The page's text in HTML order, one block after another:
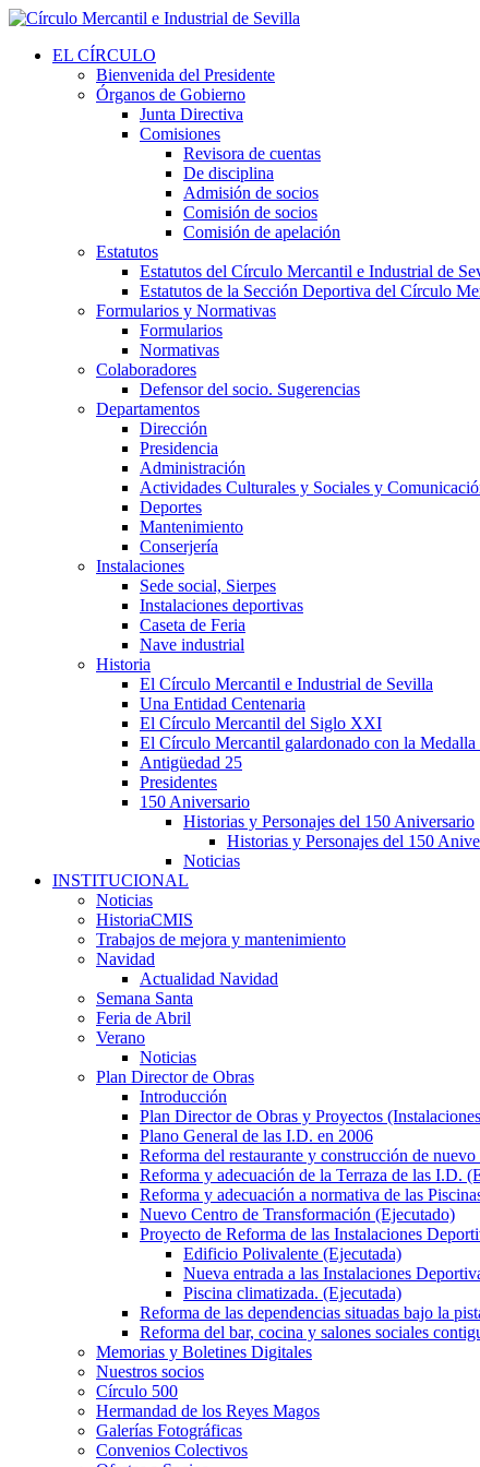
EL CÍRCULO
Bienvenida del Presidente
Órganos de Gobierno
Junta Directiva
Comisiones
Revisora de cuentas
De disciplina
Admisión de socios
Comisión de socios
Comisión de apelación
Estatutos
Estatutos del Círculo Mercantil e Industrial de
Estatutos de la Sección Deportiva del Círculo
Formularios y Normativas
Formularios
Normativas
Colaboradores
Defensor del socio. Sugerencias
Departamentos
Dirección
Presidencia
Administración
Actividades Culturales y Sociales y
Deportes
Mantenimiento
Conserjería
Instalaciones
Sede social, Sierpes
Instalaciones deportivas
Caseta de Feria
Nave industrial
Historia
El Círculo Mercantil e Industrial de Sevilla
Una Entidad Centenaria
El Círculo Mercantil del Siglo XXI
El Círculo Mercantil galardonado con la
Antigüedad 25
Presidentes
150 Aniversario
Historias y Personajes del 150 Aniversario
Historias y Personajes del 150
Noticias
INSTITUCIONAL
Noticias
HistoriaCMIS
Trabajos de mejora y mantenimiento
Navidad
Actualidad Navidad
Semana Santa
Feria de Abril
Verano
Noticias
Plan Director de Obras
Introducción
Plan Director de Obras y Proyectos
Plano General de las I.D. en 2006
Reforma del restaurante y construcción de
Reforma y adecuación de la Terraza de las I.D.
Reforma y adecuación a normativa de las
Nuevo Centro de Transformación (Ejecutado)
Proyecto de Reforma de las Instalaciones
Edificio Polivalente (Ejecutada)
Nueva entrada a las Instalaciones
Piscina climatizada. (Ejecutada)
Reforma de las dependencias situadas bajo la
Reforma del bar, cocina y salones sociales
Memorias y Boletines Digitales
Nuestros socios
Círculo 500
Hermandad de los Reyes Magos
Galerías Fotográficas
Convenios Colectivos